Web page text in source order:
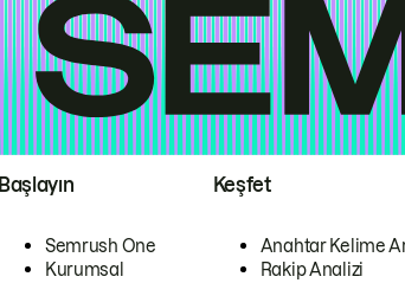
Başlayın
Semrush One
Kurumsal
Keşfet
Anahtar Kelime
Rakip Analizi